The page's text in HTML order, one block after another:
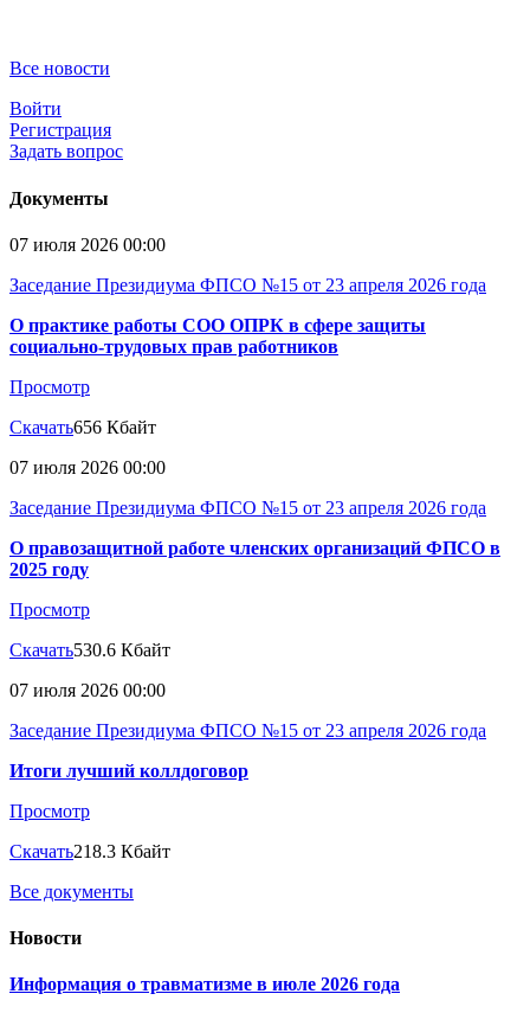
Все новости
Войти
Регистрация
Задать вопрос
Документы
07 июля 2026 00:00
Заседание Президиума ФПСО №15 от 23 апреля 2026 года
О практике работы СОО ОПРК в сфере защиты
социально-трудовых прав работников
Просмотр
Скачать656 Кбайт
07 июля 2026 00:00
Заседание Президиума ФПСО №15 от 23 апреля 2026 года
О правозащитной работе членских организаций ФПСО в
2025 году
Просмотр
Скачать530.6 Кбайт
07 июля 2026 00:00
Заседание Президиума ФПСО №15 от 23 апреля 2026 года
Итоги лучший коллдоговор
Просмотр
Скачать218.3 Кбайт
Все документы
Новости
Информация о травматизме в июле 2026 года